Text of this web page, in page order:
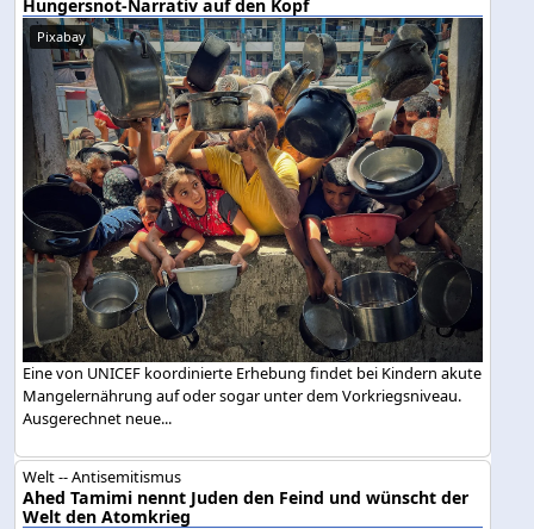
Hungersnot-Narrativ auf den Kopf
Pixabay
Eine von UNICEF koordinierte Erhebung findet bei Kindern akute
Mangelernährung auf oder sogar unter dem Vorkriegsniveau.
Ausgerechnet neue...
Welt -- Antisemitismus
Ahed Tamimi nennt Juden den Feind und wünscht der
Welt den Atomkrieg